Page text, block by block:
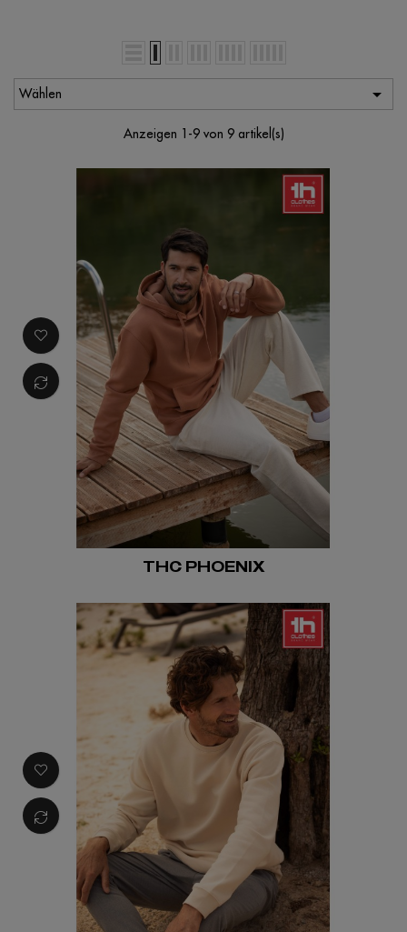
Wählen 
Anzeigen 1-9 von 9 artikel(s)
THC PHOENIX